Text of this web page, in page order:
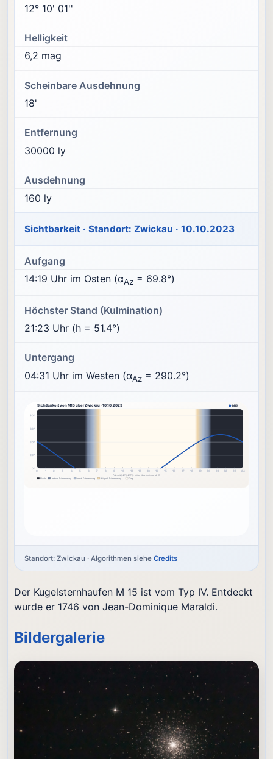
12° 10' 01''
Helligkeit
6,2 mag
Scheinbare Ausdehnung
18'
Entfernung
30000 ly
Ausdehnung
160 ly
Sichtbarkeit · Standort: Zwickau · 10.10.2023
Aufgang
14:19 Uhr im Osten (αAz = 69.8°)
Höchster Stand (Kulmination)
21:23 Uhr (h = 51.4°)
Untergang
04:31 Uhr im Westen (αAz = 290.2°)
0°
20°
40°
60°
80°
0 1 2 3 4 7 10 11 12 13 14 15 16 17 18 19 20 21 22 23 24
Sichtbarkeit von M15 über Zwickau · 10.10.2023 M15
Nacht astron. Dämmerung naut. Dämmerung bürgerl. Dämmerung Tag
Ortszeit (MEZ/MESZ) · Höhe über Horizont ab 0°
Standort: Zwickau · Algorithmen sieheCredits
Der Kugelsternhaufen M 15 ist vom Typ IV. Entdeckt
wurde er 1746 von Jean-Dominique Maraldi.
Bildergalerie